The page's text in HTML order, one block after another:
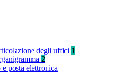
degli uffici 1
2
e posta elettronica